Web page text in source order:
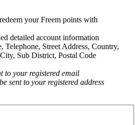
your Freem points with
detailed account information
Telephone, Street Address, Country,
City, Sub District, Postal Code
to your registered email
sent to your registered address